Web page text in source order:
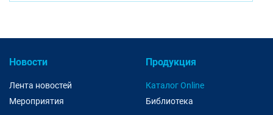
Новости
Лента новостей
Мероприятия
Продукция
Каталог Online
Библиотека